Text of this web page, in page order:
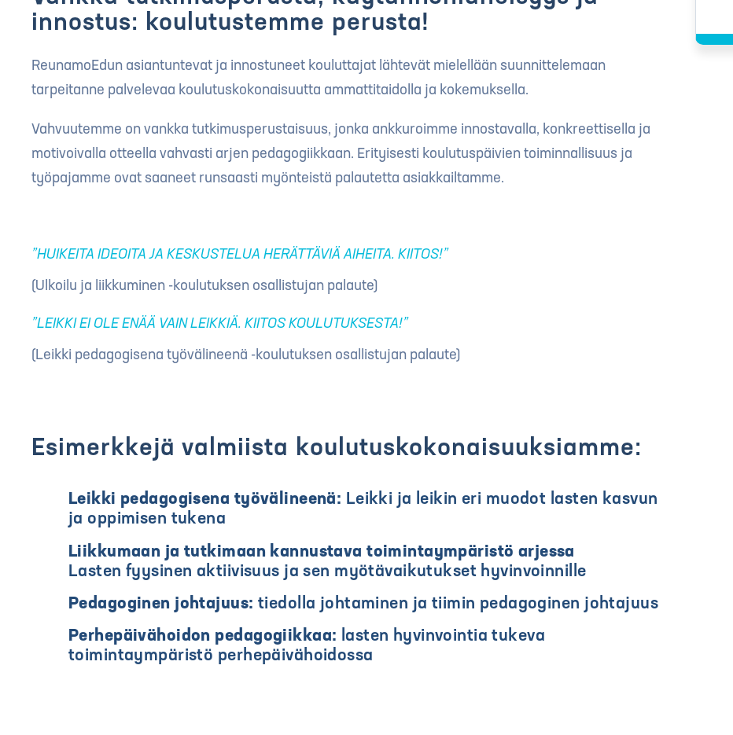
innostus: koulutustemme perusta!
ReunamoEdun asiantuntevat ja innostuneet kouluttajat lähtevät mielellään suunnittelemaan
tarpeitanne palvelevaa koulutuskokonaisuutta ammattitaidolla ja kokemuksella.
Vahvuutemme on vankka tutkimusperustaisuus, jonka ankkuroimme innostavalla, konkreettisella ja
motivoivalla otteella vahvasti arjen pedagogiikkaan. Erityisesti koulutuspäivien toiminnallisuus ja
työpajamme ovat saaneet runsaasti myönteistä palautetta asiakkailtamme.
”HUIKEITA IDEOITA JA KESKUSTELUA HERÄTTÄVIÄ AIHEITA. KIITOS!”
(Ulkoilu ja liikkuminen -koulutuksen osallistujan palaute)
”LEIKKI EI OLE ENÄÄ VAIN LEIKKIÄ. KIITOS KOULUTUKSESTA!”
(Leikki pedagogisena työvälineenä -koulutuksen osallistujan palaute)
Esimerkkejä valmiista koulutuskokonaisuuksiamme:
Leikki pedagogisena työvälineenä: Leikki ja leikin eri muodot lasten kasvun
ja oppimisen tukena
Liikkumaan ja tutkimaan kannustava toimintaympäristö arjessa
Lasten fyysinen aktiivisuus ja sen myötävaikutukset hyvinvoinnille
Pedagoginen johtajuus: tiedolla johtaminen ja tiimin pedagoginen johtajuus
Perhepäivähoidon pedagogiikkaa:
lasten hyvinvointia tukeva
toimintaympäristö perhepäivähoidossa